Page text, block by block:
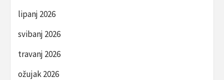
lipanj 2026
svibanj 2026
travanj 2026
ožujak 2026